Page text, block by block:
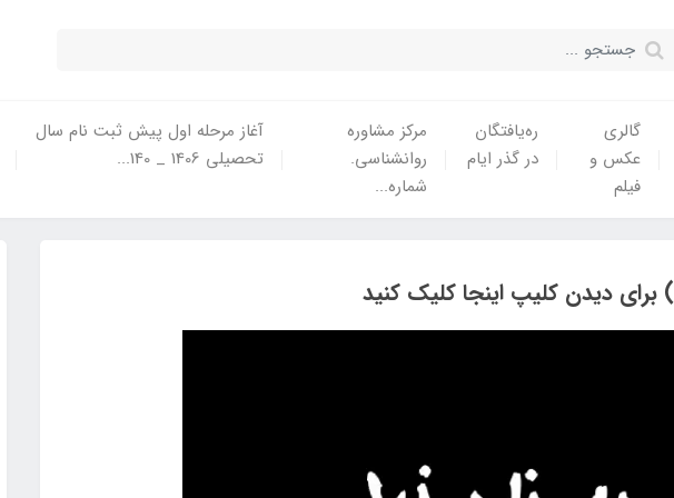
گالری
عکس و
فیلم
ره‌یافتگان
در گذر ایام
مرکز مشاوره
روانشناسی.
شماره...
آغاز مرحله اول پیش ثبت نام سال
تحصیلی 1406 _ 140...